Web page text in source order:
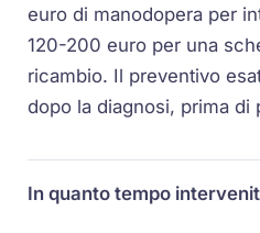
euro di manodopera per
120-200 euro per una
ricambio. Il preventivo
dopo la diagnosi, prima di
In quanto tempo